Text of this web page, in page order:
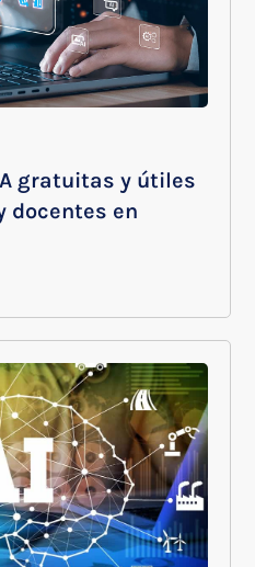
gratuitas y útiles
docentes en